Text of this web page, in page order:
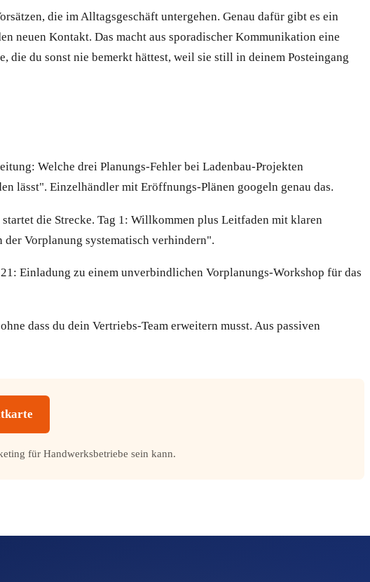
die im Alltagsgeschäft untergehen. Genau dafür gibt es ein
neuen Kontakt. Das macht aus sporadischer Kommunikation eine
du sonst nie bemerkt hättest, weil sie still in deinem Posteingang
Welche drei Planungs-Fehler bei Ladenbau-Projekten
lässt". Einzelhändler mit Eröffnungs-Plänen googeln genau das.
die Strecke. Tag 1: Willkommen plus Leitfaden mit klaren
Vorplanung systematisch verhindern".
Einladung zu einem unverbindlichen Vorplanungs-Workshop für das
dass du dein Vertriebs-Team erweitern musst. Aus passiven
für Handwerksbetriebe sein kann.